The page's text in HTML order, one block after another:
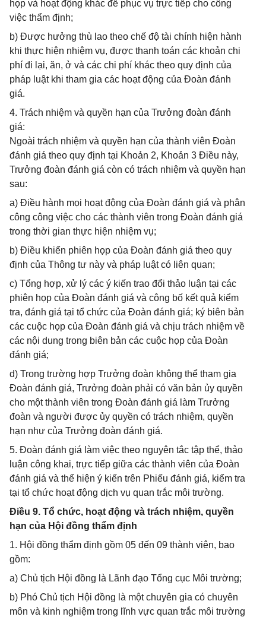
họp và hoạt động khác để phục vụ trực tiếp cho công
việc thẩm định;
b) Được hưởng thù lao theo chế độ tài chính hiện hành
khi thực hiện nhiệm vụ, được thanh toán các khoản chi
phí đi lại, ăn, ở và các chi phí khác theo quy định của
pháp luật khi tham gia các hoạt động của Đoàn đánh
giá.
4. Trách nhiệm và quyền hạn của Trưởng đoàn đánh
giá:
Ngoài trách nhiệm và quyền hạn của thành viên Đoàn
đánh giá theo quy định tại Khoản 2, Khoản 3 Điều này,
Trưởng đoàn đánh giá còn có trách nhiệm và quyền hạn
sau:
a) Điều hành mọi hoạt động của Đoàn đánh giá và phân
công công việc cho các thành viên trong Đoàn đánh giá
trong thời gian thực hiện nhiệm vụ;
b) Điều khiển phiên họp của Đoàn đánh giá theo quy
định của Thông tư này và pháp luật có liên quan;
c) Tổng hợp, xử lý các ý kiến trao đổi thảo luận tại các
phiên họp của Đoàn đánh giá và công bố kết quả kiểm
tra, đánh giá tại tổ chức của Đoàn đánh giá; ký biên bản
các cuộc họp của Đoàn đánh giá và chịu trách nhiệm về
các nội dung trong biên bản các cuộc họp của Đoàn
đánh giá;
d) Trong trường hợp Trưởng đoàn không thể tham gia
Đoàn đánh giá, Trưởng đoàn phải có văn bản ủy quyền
cho một thành viên trong Đoàn đánh giá làm Trưởng
đoàn và người được ủy quyền có trách nhiệm, quyền
hạn như của Trưởng đoàn đánh giá.
5. Đoàn đánh giá làm việc theo nguyên tắc tập thể, thảo
luận công khai, trực tiếp giữa các thành viên của Đoàn
đánh giá và thể hiện ý kiến trên Phiếu đánh giá, kiểm tra
tại tổ chức hoạt động dịch vụ quan trắc môi trường.
Điều 9. Tổ chức, hoạt động và trách nhiệm, quyền
hạn của Hội đồng thẩm định
1. Hội đồng thẩm định gồm 05 đến 09 thành viên, bao
gồm:
a) Chủ tịch Hội đồng là Lãnh đạo Tổng cục Môi trường;
b) Phó Chủ tịch Hội đồng là một chuyên gia có chuyên
môn và kinh nghiệm trong lĩnh vực quan trắc môi trường